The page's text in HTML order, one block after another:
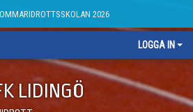
2026
LOGGA IN
LIDINGÖ